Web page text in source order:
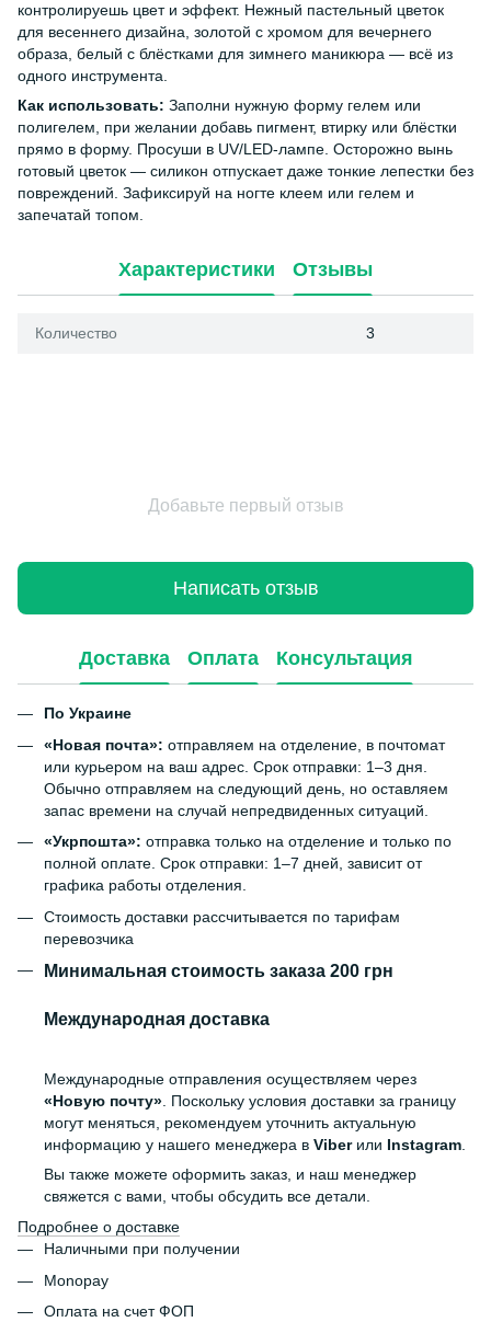
контролируешь цвет и эффект. Нежный пастельный цветок
для весеннего дизайна, золотой с хромом для вечернего
образа, белый с блёстками для зимнего маникюра — всё из
одного инструмента.
Как использовать: Заполни нужную форму гелем или
полигелем, при желании добавь пигмент, втирку или блёстки
прямо в форму. Просуши в UV/LED-лампе. Осторожно вынь
готовый цветок — силикон отпускает даже тонкие лепестки без
повреждений. Зафиксируй на ногте клеем или гелем и
запечатай топом.
Характеристики Отзывы
Количество 3
Добавьте первый отзыв
Написать отзыв
Доставка Оплата Консультация
По Украине
«Новая почта»: отправляем на отделение, в почтомат
или курьером на ваш адрес. Срок отправки: 1–3 дня.
Обычно отправляем на следующий день, но оставляем
запас времени на случай непредвиденных ситуаций.
«Укрпошта»: отправка только на отделение и только по
полной оплате. Срок отправки: 1–7 дней, зависит от
графика работы отделения.
Стоимость доставки рассчитывается по тарифам
перевозчика
Минимальная стоимость заказа 200 грн
Международная доставка
Международные отправления осуществляем через
«Новую почту» . Поскольку условия доставки за границу
могут меняться, рекомендуем уточнить актуальную
информацию у нашего менеджера в Viberили Instagram
Вы также можете оформить заказ, и наш менеджер
свяжется с вами, чтобы обсудить все детали.
Подробнее о доставке
Наличными при получении
Monopay
Оплата на счет ФОП